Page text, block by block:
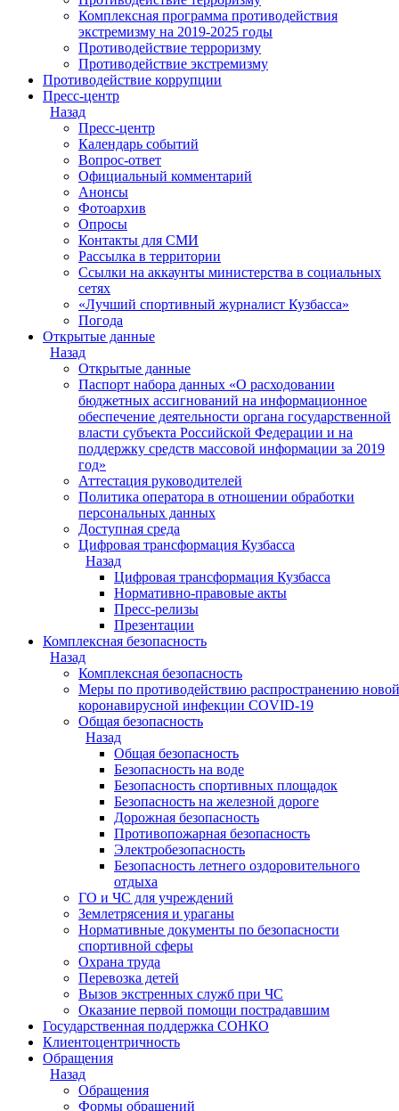
Комплексная программа противодействия
экстремизму на 2019-2025 годы
Противодействие терроризму
Противодействие экстремизму
Противодействие коррупции
Пресс-центр
Назад
Пресс-центр
Календарь событий
Вопрос-ответ
Официальный комментарий
Анонсы
Фотоархив
Опросы
Контакты для СМИ
Рассылка в территории
Ссылки на аккаунты министерства в социальных
сетях
«Лучший спортивный журналист Кузбасса»
Погода
Открытые данные
Назад
Открытые данные
Паспорт набора данных «О расходовании
бюджетных ассигнований на информационное
обеспечение деятельности органа государственной
власти субъекта Российской Федерации и на
поддержку средств массовой информации за 2019
год»
Аттестация руководителей
Политика оператора в отношении обработки
персональных данных
Доступная среда
Цифровая трансформация Кузбасса
Назад
Цифровая трансформация Кузбасса
Нормативно-правовые акты
Пресс-релизы
Презентации
Комплексная безопасность
Назад
Комплексная безопасность
Меры по противодействию распространению новой
коронавирусной инфекции COVID-19
Общая безопасность
Назад
Общая безопасность
Безопасность на воде
Безопасность спортивных площадок
Безопасность на железной дороге
Дорожная безопасность
Противопожарная безопасность
Электробезопасность
Безопасность летнего оздоровительного
отдыха
ГО и ЧС для учреждений
Землетрясения и ураганы
Нормативные документы по безопасности
спортивной сферы
Охрана труда
Перевозка детей
Вызов экстренных служб при ЧС
Оказание первой помощи пострадавшим
Государственная поддержка СОНКО
Клиентоцентричность
Обращения
Назад
Обращения
Формы обращений